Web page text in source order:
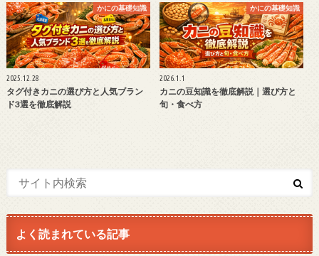
かにの基礎知識
2025.12.28
タグ付きカニの選び方と人気ブラン
ド3選を徹底解説
かにの基礎知識
2026.1.1
カニの豆知識を徹底解説｜選び方と
旬・食べ方
よく読まれている記事